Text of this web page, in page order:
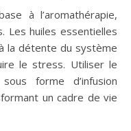
à l’aromathérapie,
Les huiles essentielles
la détente du système
le stress. Utiliser le
forme d’infusion
un cadre de vie